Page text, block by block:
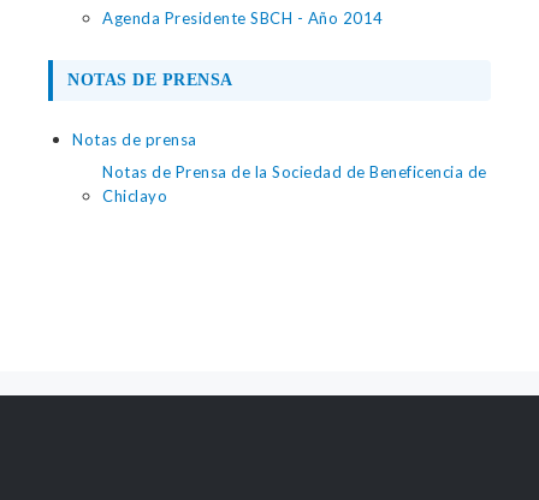
Agenda Presidente SBCH - Año 2014
NOTAS DE PRENSA
Notas de prensa
Notas de Prensa de la Sociedad de Beneficencia de
Chiclayo